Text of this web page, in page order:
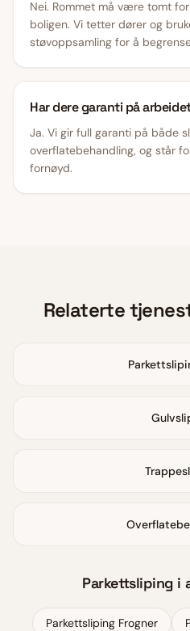
Nei. Rommet må være tomt
boligen. Vi tetter dører og
støvoppsamling for å
Har dere garanti på
Ja. Vi gir full garanti på både
overflatebehandling, og står
fornøyd.
Relaterte
Parkettsliping i
Parkettsliping Frogner